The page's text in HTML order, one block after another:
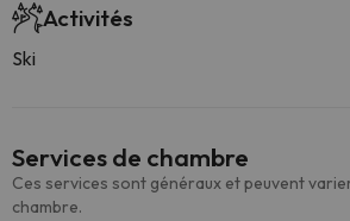
Activités
Ski
Services de chambre
Ces services sont généraux et peuvent
chambre.